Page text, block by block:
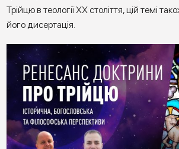
Трійцю в теології ХХ століття, цій темі
його дисертація.